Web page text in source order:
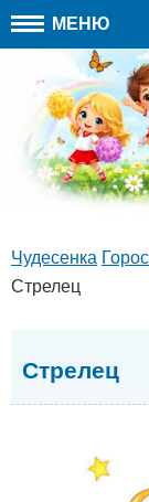
МЕНЮ
Чудесенка
Стрелец
Стрелец